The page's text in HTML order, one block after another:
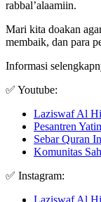
rabbal’alaamiin.
Mari kita doakan
membaik, dan para
Informasi
✅ Youtube:
Laziswaf Al
Pesantren
Sebar Quran
Komunitas
✅ Instagram: